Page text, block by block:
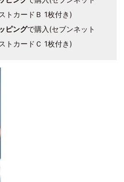
トカードＢ 1枚付き)
ピングで購入(セブンネット
トカードＣ 1枚付き)